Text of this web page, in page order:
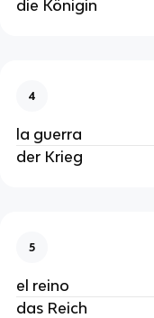
die Königin
4
la guerra
der Krieg
5
el reino
das Reich